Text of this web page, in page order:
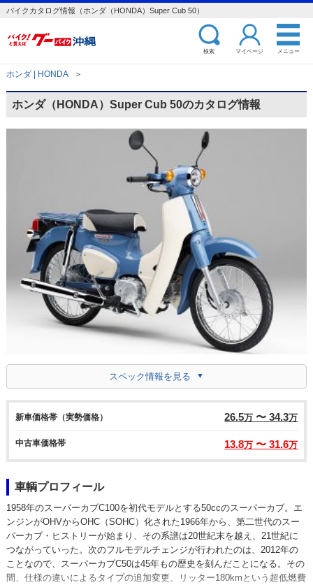
バイクカタログ情報（ホンダ（HONDA）Super Cub 50）
検索 マイページ メニュー
ホンダ | HONDA ＞
ホンダ（HONDA）Super Cub 50のカタログ情報
スペック情報を見る
新車価格帯（実勢価格） 26.5万 〜 34.3万
中古車価格帯 13.8万 〜 31.6万
車輌プロフィール
1958年のスーパーカブC100を初代モデルとする50ccのスーパーカブ。エ
ンジンがOHVからOHC（SOHC）化された1966年から、第二世代のスー
パーカブ・ヒストリーが始まり、その系譜は20世紀末を越え、21世紀に
つながっていった。次のフルモデルチェンジが行われたのは、2012年の
ことなので、スーパーカブC50は45年もの歴史を刻んだことになる。その
間、仕様の違いによるタイプの追加変更、リッター180kmという超低燃費